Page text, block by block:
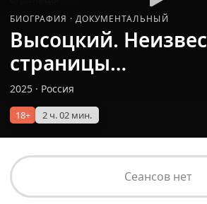
БИОГРАФИЯ · ДОКУМЕНТАЛЬНЫЙ
Высоцкий.
страницы…
2025 · Россия
18+ 2 ч. 02 мин.
Сеансов нет